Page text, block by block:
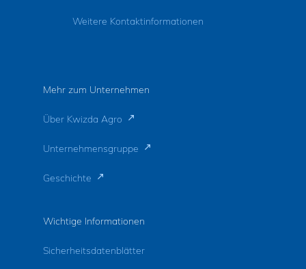
Weitere Kontaktinformationen
Mehr zum Unternehmen
Über Kwizda Agro
Unternehmensgruppe
Geschichte
Wichtige Informationen
Sicherheitsdatenblätter